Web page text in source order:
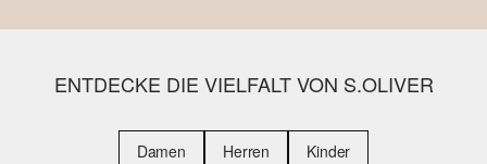
ENTDECKE DIE VIELFALT VON S.OLIVER
Damen Herren Kinder